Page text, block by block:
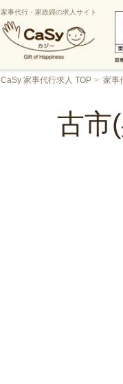
家事代行・家政婦の求人サイト
CaSy 家事代行求人 TOP 家事
古市